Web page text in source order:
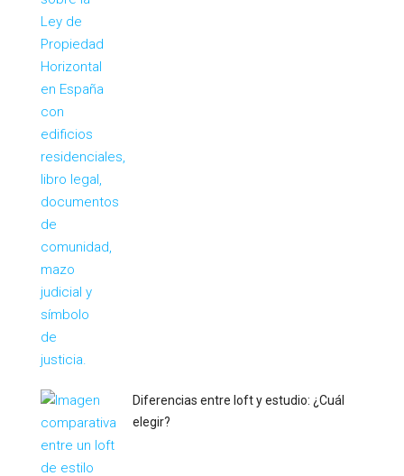
Diferencias entre loft y estudio: ¿Cuál
elegir?